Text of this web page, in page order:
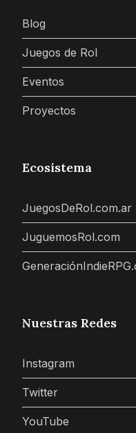
Blog
Juegos de Rol
Eventos
Proyectos
Ecosistema
JuegosDeRol.com.ar
JuguemosRol.com
Nuestras Redes
Instagram
Twitter
YouTube